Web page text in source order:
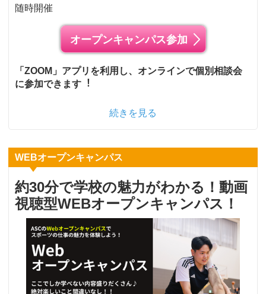
随時開催
オープンキャンパス参加
「ZOOM」アプリを利⽤し、オンラインで個別相談会
に参加できます︕
続きを見る
WEBオープンキャンパス
約30分で学校の魅力がわかる！動画
視聴型WEBオープンキャンパス！